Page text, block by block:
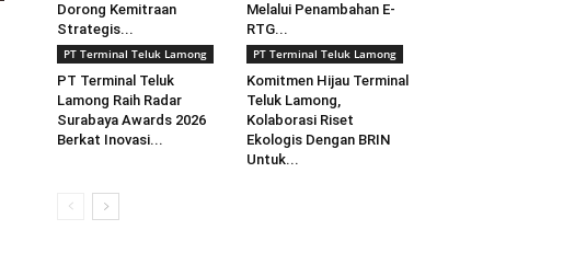
Dorong Kemitraan
Strategis...
Melalui Penambahan E-
RTG...
PT Terminal Teluk Lamong
PT Terminal Teluk
Lamong Raih Radar
Surabaya Awards 2026
Berkat Inovasi...
PT Terminal Teluk Lamong
Komitmen Hijau Terminal
Teluk Lamong,
Kolaborasi Riset
Ekologis Dengan BRIN
Untuk...